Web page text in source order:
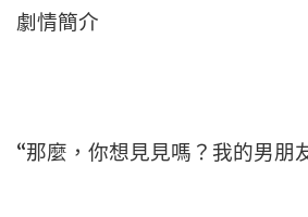
劇情簡介
“那麼，你想見見嗎？我的男朋